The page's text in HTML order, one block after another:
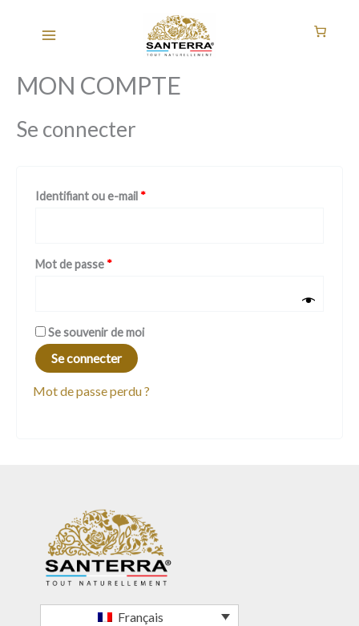
MON COMPTE
Se connecter
Identifiant ou e-mail *
Mot de passe *
A
l
e
Se souvenir de moi
Se connecter
Mot de passe perdu ?
Français